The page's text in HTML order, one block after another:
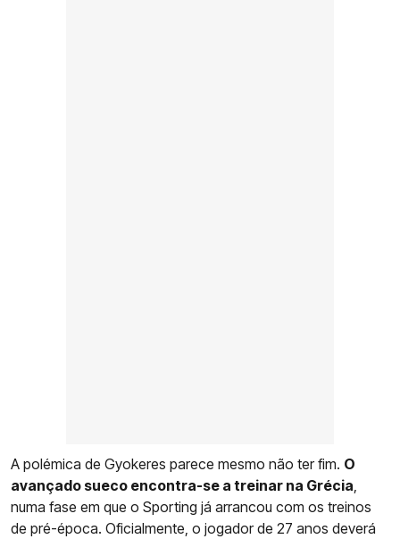
A polémica de Gyokeres parece mesmo não ter fim. O
avançado sueco encontra-se a treinar na Grécia,
numa fase em que o Sporting já arrancou com os treinos
de pré-época. Oficialmente, o jogador de 27 anos deverá